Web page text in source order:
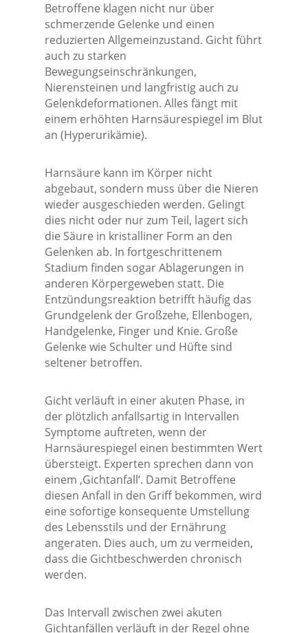
Betroffene klagen nicht nur über
schmerzende Gelenke und einen
reduzierten Allgemeinzustand. Gicht führt
auch zu starken
Bewegungseinschränkungen,
Nierensteinen und langfristig auch zu
Gelenkdeformationen. Alles fängt mit
einem erhöhten Harnsäurespiegel im Blut
an (Hyperurikämie).
Harnsäure kann im Körper nicht
abgebaut, sondern muss über die Nieren
wieder ausgeschieden werden. Gelingt
dies nicht oder nur zum Teil, lagert sich
die Säure in kristalliner Form an den
Gelenken ab. In fortgeschrittenem
Stadium finden sogar Ablagerungen in
anderen Körpergeweben statt. Die
Entzündungsreaktion betrifft häufig das
Grundgelenk der Großzehe, Ellenbogen,
Handgelenke, Finger und Knie. Große
Gelenke wie Schulter und Hüfte sind
seltener betroffen.
Gicht verläuft in einer akuten Phase, in
der plötzlich anfallsartig in Intervallen
Symptome auftreten, wenn der
Harnsäurespiegel einen bestimmten Wert
übersteigt. Experten sprechen dann von
einem ‚Gichtanfall‘. Damit Betroffene
diesen Anfall in den Griff bekommen, wird
eine sofortige konsequente Umstellung
des Lebensstils und der Ernährung
angeraten. Dies auch, um zu vermeiden,
dass die Gichtbeschwerden chronisch
werden.
Das Intervall zwischen zwei akuten
Gichtanfällen verläuft in der Regel ohne